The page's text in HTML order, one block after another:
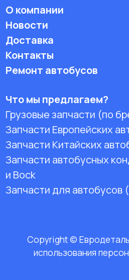
О компании
Новости
Доставка
Контакты
Ремонт автобусов
Что мы предлагаем?
Грузовые запчасти (по
Запчасти Европейских
Запчасти Китайских
Запчасти автобусных
и Bock
Запчасти для автобусов
Copyright ©
использования